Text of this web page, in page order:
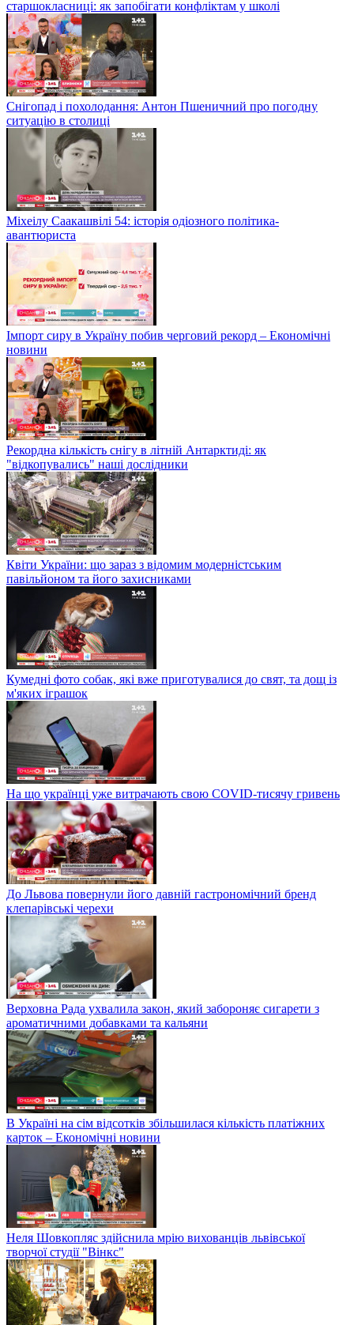
старшокласниці: як запобігати конфліктам у школі
Снігопад і похолодання: Антон Пшеничний про погодну
ситуацію в столиці
Міхеілу Саакашвілі 54: історія одіозного політика-
авантюриста
Імпорт сиру в Україну побив черговий рекорд – Економічні
новини
Рекордна кількість снігу в літній Антарктиді: як
"відкопувались" наші дослідники
Квіти України: що зараз з відомим модерністським
павільйоном та його захисниками
Кумедні фото собак, які вже приготувалися до свят, та дощ із
м'яких іграшок
На що українці уже витрачають свою COVID-тисячу гривень
До Львова повернули його давній гастрономічний бренд
клепарівські черехи
Верховна Рада ухвалила закон, який забороняє сигарети з
ароматичними добавками та кальяни
В Україні на сім відсотків збільшилася кількість платіжних
карток – Економічні новини
Неля Шовкопляс здійснила мрію вихованців львівської
творчої студії "Вінкс"